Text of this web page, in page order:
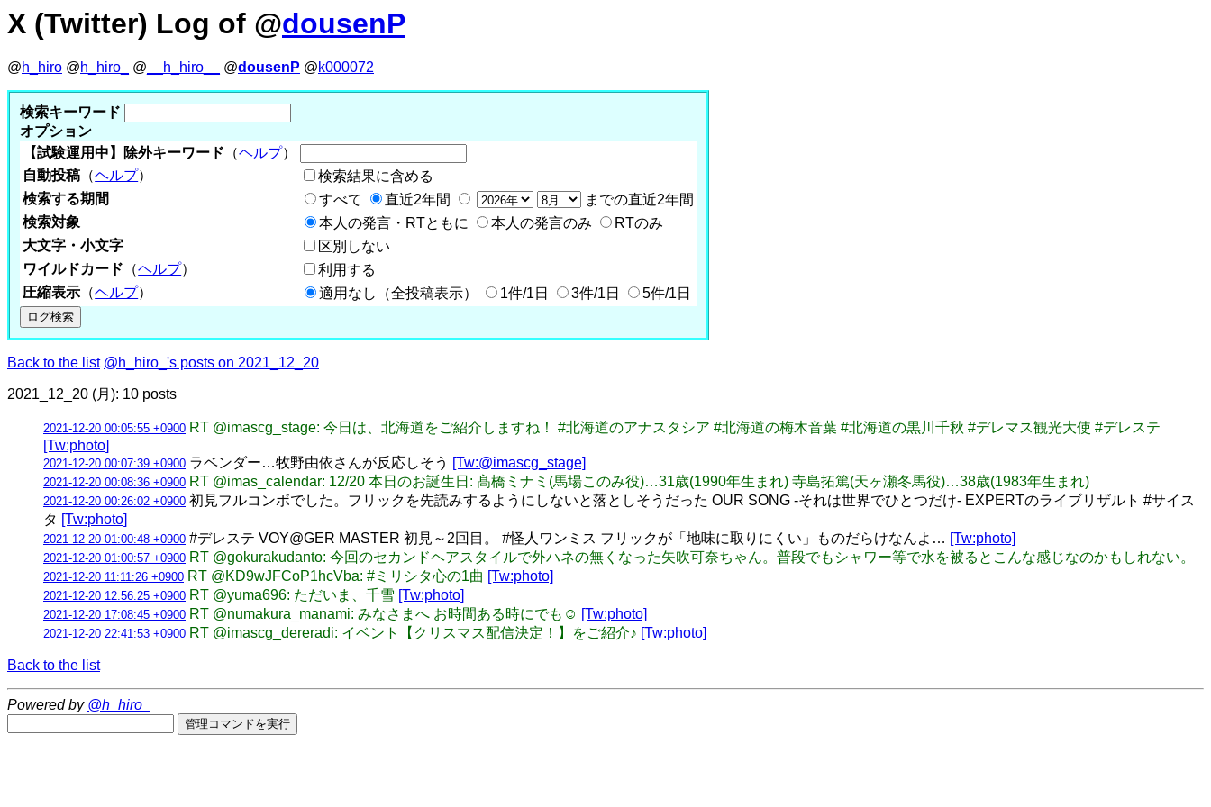
X (Twitter) Log of @dousenP
@h_hiro @h_hiro_ @ __h_hiro__ @dousenP @k000072
検索キーワード
オプション
【試験運用中】除外キーワード （ヘルプ）
自動投稿 （ヘルプ）
検索結果に含める
検索する期間
すべて 直近2年間
までの直近2年間
検索対象
本人の発言・RTともに 本人の発言のみ
RTのみ
大文字・小文字
区別しない
ワイルドカード （ヘルプ）
利用する
圧縮表示 （ヘルプ） 適用なし（全投稿表示） 1件/1日 3件/1日 5件/1日
Back to the list @h_hiro_'s posts on 2021_12_20
2021_12_20 (月): 10 posts
2021-12-20 00:05:55 +0900 RT @imascg_stage: 今日は、北海道をご紹介しますね！ #北海道のアナスタシア #北海道の梅木音葉 #北海道の黒川千秋 #デレマス観光大使 #デレステ
[Tw:photo]
2021-12-20 00:07:39 +0900 ラベンダー…牧野由依さんが反応しそう [Tw:@imascg_stage]
2021-12-20 00:08:36 +0900 RT @imas_calendar: 12/20 本日のお誕生日: 髙橋ミナミ(馬場このみ役)…31歳(1990年生まれ) 寺島拓篤(天ヶ瀬冬馬役)…38歳(1983年生まれ)
2021-12-20 00:26:02 +0900 初見フルコンボでした。フリックを先読みするようにしないと落としそうだった OUR SONG -それは世界でひとつだけ- EXPERTのライブリザルト #サイス
タ [Tw:photo]
2021-12-20 01:00:48 +0900 #デレステ VOY@GER MASTER 初見～2回目。 #怪人ワンミス フリックが「地味に取りにくい」ものだらけなんよ… [Tw:photo]
2021-12-20 01:00:57 +0900 RT @gokurakudanto: 今回のセカンドヘアスタイルで外ハネの無くなった矢吹可奈ちゃん。普段でもシャワー等で水を被るとこんな感じなのかもしれない。
2021-12-20 11:11:26 +0900 RT @KD9wJFCoP1hcVba: #ミリシタ心の1曲 [Tw:photo]
2021-12-20 12:56:25 +0900 RT @yuma696: ただいま、千雪 [Tw:photo]
2021-12-20 17:08:45 +0900 RT @numakura_manami: みなさまへ お時間ある時にでも☺️ [Tw:photo]
2021-12-20 22:41:53 +0900 RT @imascg_dereradi: イベント【クリスマス配信決定！】をご紹介♪ [Tw:photo]
Back to the list
Powered by @h_hiro_